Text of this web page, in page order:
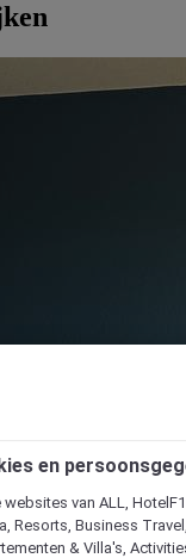
en
websites van ALL,
Resorts, Business
& Villa's,